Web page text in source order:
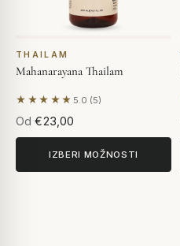
THAILAM
Mahanarayana Thailam
★★★★★ 5.0 (5)
Na podlagi 5 mnenj
Od €23,00
IZBERI MOŽNOSTI